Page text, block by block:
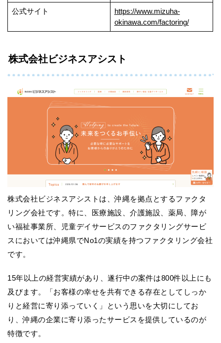
公式サイト
https://www.mizuha-
okinawa.com/factoring/
株式会社ビジネスアシスト
株式会社ビジネスアシストは、沖縄を拠点とするファクタ
リング会社です。特に、医療施設、介護施設、薬局、障が
い福祉事業所、児童デイサービスのファクタリングサービ
スにおいては沖縄県でNo1の実績を持つファクタリング会社
です。
15年以上の経営実績があり、遂行中の案件は800件以上にも
及びます。「お客様の幸せを共有できる存在としてしっか
りと経営に寄り添っていく」という思いを大切にしてお
り、沖縄の企業に寄り添ったサービスを提供しているのが
特徴です。